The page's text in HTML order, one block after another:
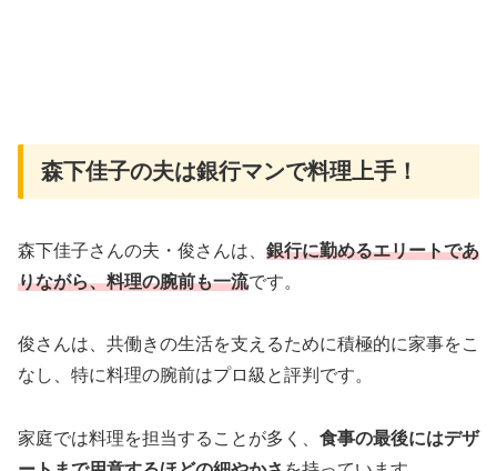
森下佳子の夫は銀行マンで料理上手！
森下佳子さんの夫・俊さんは、 銀行に勤めるエリートであ
りながら、料理の腕前も一流です。
俊さんは、共働きの生活を支えるために積極的に家事をこ
なし、特に料理の腕前はプロ級と評判です。
家庭では料理を担当することが多く、 食事の最後にはデザ